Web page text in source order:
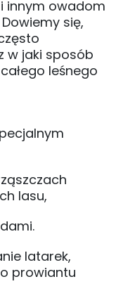
innym owadom
się,
w jaki sposób
leśnego
lasu,
latarek,
prowiantu